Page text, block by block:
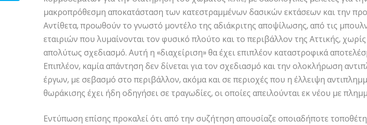
μακροπρόθεσμη αποκατάσταση των κατεστραμμένων δασικών εκτάσεων και την
Αντίθετα, προωθούν το γνωστό μοντέλο της αδιάκριτης αποψίλωσης, από τις
εταιριών που λυμαίνονται τον φυσικό πλούτο και το περιβάλλον της Αττικής,
απολύτως σχεδιασμό. Αυτή η «διαχείριση» θα έχει επιπλέον καταστροφικά
Επιπλέον, καμία απάντηση δεν δίνεται για τον σχεδιασμό και την ολοκλήρωση
έργων, με σεβασμό στο περιβάλλον, ακόμα και σε περιοχές που η έλλειψη
θωράκισης έχει ήδη οδηγήσει σε τραγωδίες, οι οποίες απειλούνται εκ νέου με
Εντύπωση επίσης προκαλεί ότι από την συζήτηση απουσίαζε οποιαδήποτε